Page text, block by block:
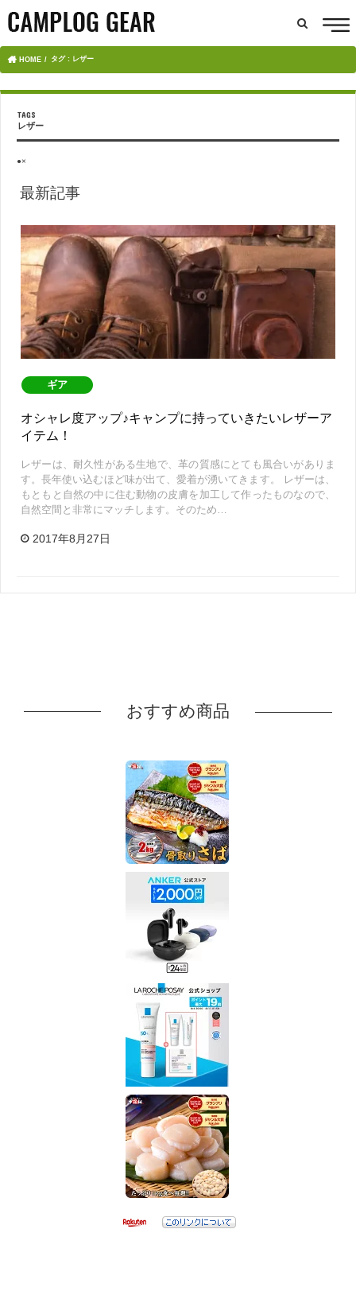
HOME タグ : レザー
レザー
●×
最新記事
ギア
オシャレ度アップ♪キャンプに持っていきたいレザーア
イテム！
レザーは、耐久性がある生地で、革の質感にとても風合いがありま
す。長年使い込むほど味が出て、愛着が湧いてきます。 レザーは、
もともと自然の中に住む動物の皮膚を加工して作ったものなので、
自然空間と非常にマッチします。そのため…
2017年8月27日
おすすめ商品